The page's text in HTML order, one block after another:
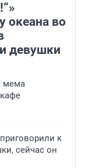
океана во
девушки
мема
к
сейчас он